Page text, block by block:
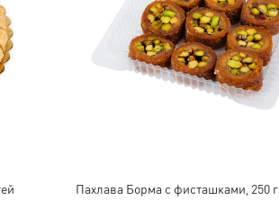
Пахлава Борма с фисташками, 250 г